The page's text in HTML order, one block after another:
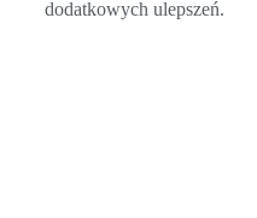
dodatkowych ulepszeń.